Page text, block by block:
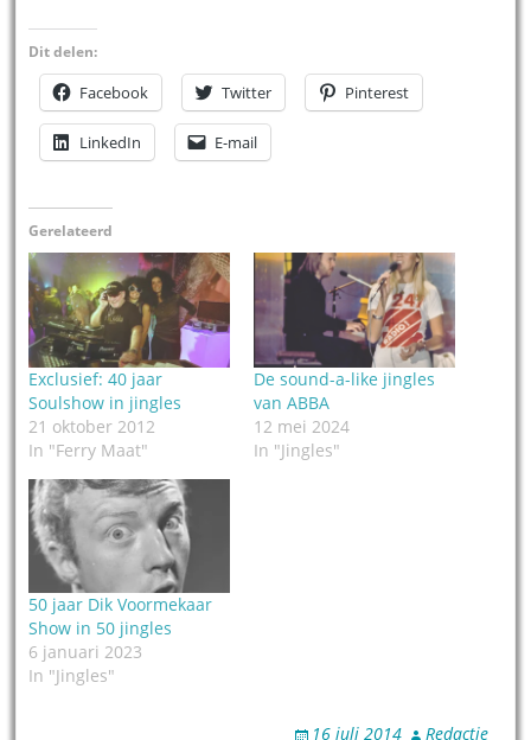
Dit delen:
Facebook Twitter Pinterest
LinkedIn E-mail
Gerelateerd
Exclusief: 40 jaar
Soulshow in jingles
21 oktober 2012
In "Ferry Maat"
De sound-a-like jingles
van ABBA
12 mei 2024
In "Jingles"
50 jaar Dik Voormekaar
Show in 50 jingles
6 januari 2023
In "Jingles"
16 juli 2014 Redactie